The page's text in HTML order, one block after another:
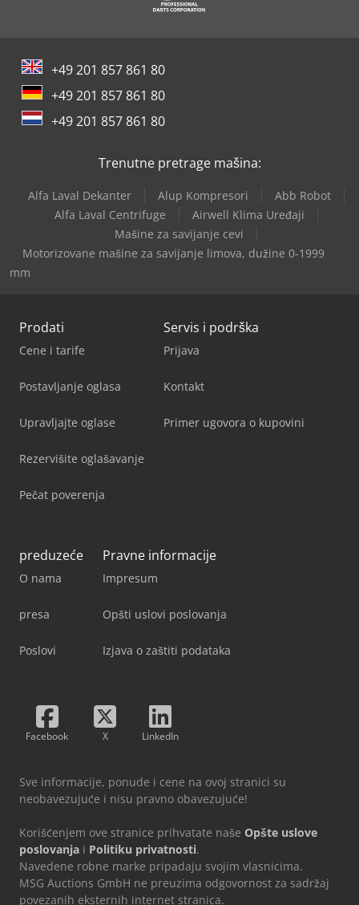
+49 201 857 861 80
+49 201 857 861 80
+49 201 857 861 80
Trenutne pretrage mašina:
Alfa Laval Dekanter Alup Kompresori
Abb Robot
Alfa Laval Centrifuge
Airwell Klima Uređaji
Mašine za savijanje cevi
Motorizovane mašine za savijanje limova, dužine 0-1999
mm
Prodati
Cene i tarife
Postavljanje oglasa
Upravljajte oglase
Rezervišite oglašavanje
Pečat poverenja
Servis i podrška
Prijava
Kontakt
Primer ugovora o kupovini
preduzeće
O nama
presa
Poslovi
Pravne informacije
Impresum
Opšti uslovi poslovanja
Izjava o zaštiti podataka
Facebook X LinkedIn
Sve informacije, ponude i cene na ovoj stranici su
neobavezujuće i nisu pravno obavezujuće!
Korišćenjem ove stranice prihvatate naše Opšte uslove
poslovanja i Politiku privatnosti.
Navedene robne marke pripadaju svojim vlasnicima.
MSG Auctions GmbH ne preuzima odgovornost za sadržaj
povezanih eksternih internet stranica.